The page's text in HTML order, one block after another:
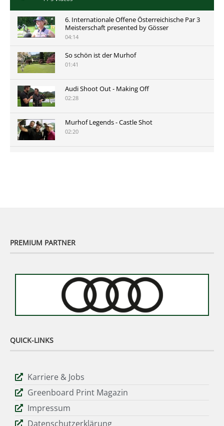
6. Internationale Offene Österreichische Par 3
Meisterschaft presented by Gösser
04:14
So schön ist der Murhof
01:41
Audi Shoot Out - Making Off
02:28
Murhof Legends - Castle Shot
02:20
PREMIUM PARTNER
QUICK-LINKS
Karriere & Jobs
Greenboard Print Magazin
Impressum
Datenschutzerklärung